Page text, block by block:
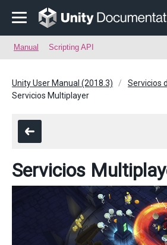
Manual Scripting API
Unity User Manual (2018.3)
Servicios
Servicios Multiplayer
Servicios